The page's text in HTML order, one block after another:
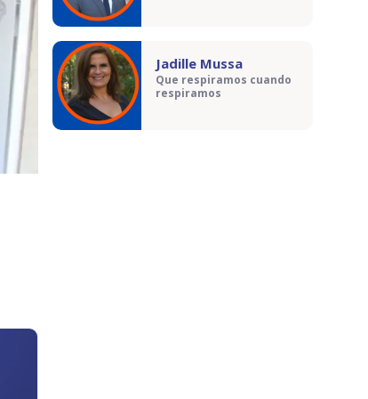
Jadille Mussa
Que respiramos cuando
respiramos